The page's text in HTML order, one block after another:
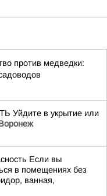
против медведки:
в укрытие или
Если вы
в помещениях без
ванная,